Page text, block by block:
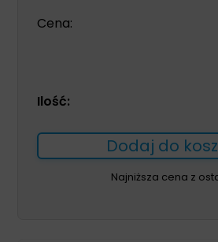
Cena:
Ilość:
Dodaj do
Najniższa cena z